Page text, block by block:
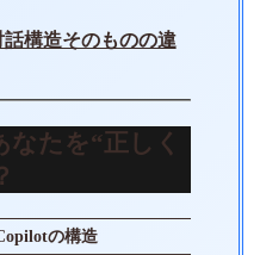
話構造そのものの違
たを“正しく
の構造